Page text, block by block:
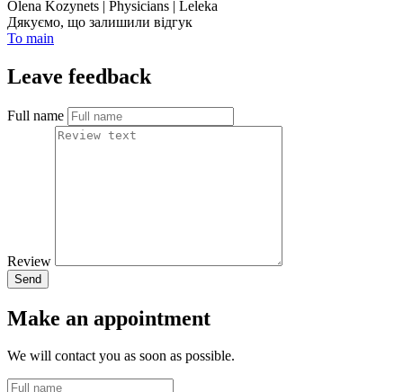
Дякуємо, що залишили відгук
To main
Leave feedback
Full name
Review
Make an appointment
We will contact you as soon as possible.